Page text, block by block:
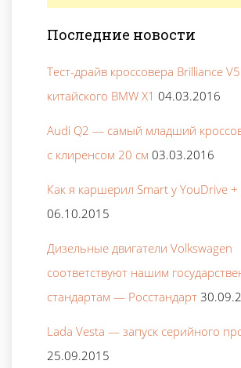
Последние новости
Тест-драйв кроссовера Brilliance
китайского BMW X1 04.03.2016
Audi Q2 — самый младший
с клиренсом 20 см 03.03.2016
Как я каршерил Smart у YouDrive
06.10.2015
Дизельные двигатели Volkswagen
соответствуют нашим
стандартам — Росстандарт
Lada Vesta — запуск серийного
25.09.2015